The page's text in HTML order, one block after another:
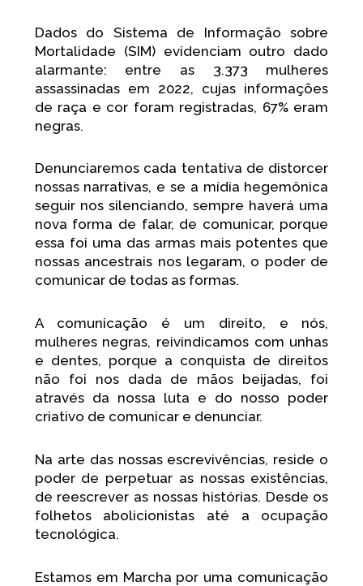
Dados do Sistema de Informação sobre
Mortalidade (SIM) evidenciam outro dado
alarmante: entre as 3.373 mulheres
assassinadas em 2022, cujas informações
de raça e cor foram registradas, 67% eram
negras.
Denunciaremos cada tentativa de distorcer
nossas narrativas, e se a mídia hegemônica
seguir nos silenciando, sempre haverá uma
nova forma de falar, de comunicar, porque
essa foi uma das armas mais potentes que
nossas ancestrais nos legaram, o poder de
comunicar de todas as formas.
A comunicação é um direito, e nós,
mulheres negras, reivindicamos com unhas
e dentes, porque a conquista de direitos
não foi nos dada de mãos beijadas, foi
através da nossa luta e do nosso poder
criativo de comunicar e denunciar.
Na arte das nossas escrevivências, reside o
poder de perpetuar as nossas existências,
de reescrever as nossas histórias. Desde os
folhetos abolicionistas até a ocupação
tecnológica.
Estamos em Marcha por uma comunicação